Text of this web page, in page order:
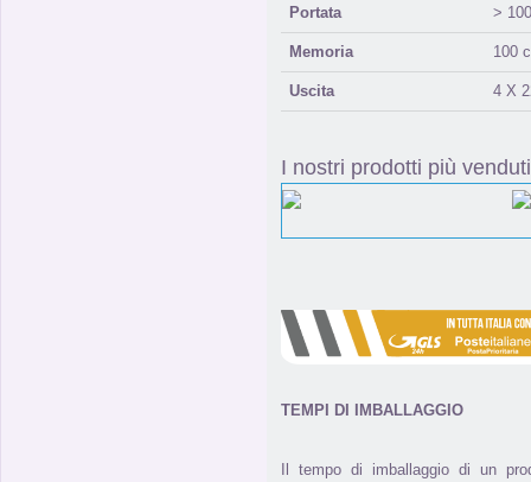
Portata >
Memoria 100
Uscita 4 X
I nostri prodotti più venduti
TEMPI DI IMBALLAGGIO
Il tempo di imballaggio di un